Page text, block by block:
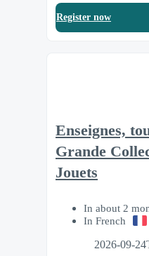
Register now
Enseignes,
Grande
Jouets
In about 2
In French
2026-09-